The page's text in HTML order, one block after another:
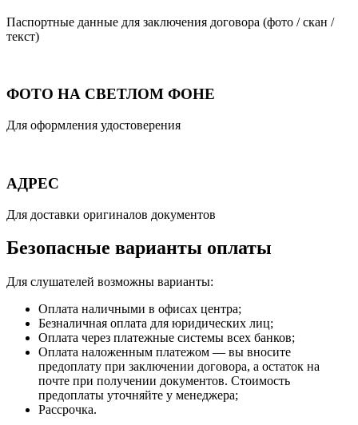
Паспортные данные для заключения договора (фото / скан /
текст)
ФОТО НА СВЕТЛОМ ФОНЕ
Для оформления удостоверения
АДРЕС
Для доставки оригиналов документов
Безопасные варианты оплаты
Для слушателей возможны варианты:
Оплата наличными в офисах центра;
Безналичная оплата для юридических лиц;
Оплата через платежные системы всех банков;
Оплата наложенным платежом — вы вносите
предоплату при заключении договора, а остаток на
почте при получении документов. Стоимость
предоплаты уточняйте у менеджера;
Рассрочка.